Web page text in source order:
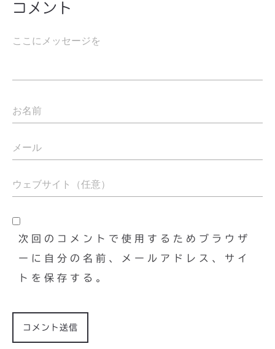
コメント
次回のコメントで使用するためブラウザ
ーに自分の名前、メールアドレス、サイ
トを保存する。